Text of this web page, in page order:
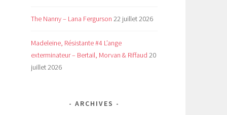
The Nanny – Lana Fergurson 22 juillet 2026
Madeleine, Résistante #4 L’ange
exterminateur – Bertail, Morvan & Riffaud 20
juillet 2026
ARCHIVES